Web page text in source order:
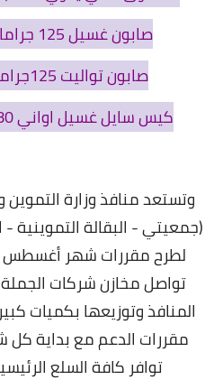
صابون غسيل 125 جراما بسعر 2.25 جنيه
صابون تواليت 125جراما بسعر 5.5 جنيه
كیس سايل غسيل اواني 80 جراما بسعر 2 جنيه
وتستعد منافذ وزارة التموين
(جمعيتي - البقالة التموينية
لطرح مقررات شهر أغسطس
تواصل مخازن شركات
المنافذ وتوزيعها بكميات
مقررات الدعم مع بداية كل
توافر كافة السلع